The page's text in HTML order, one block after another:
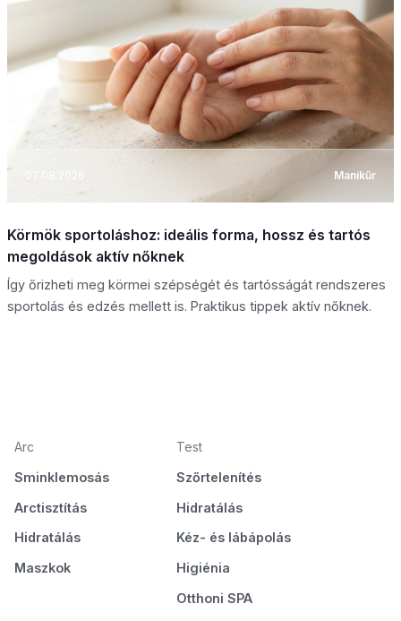
07.08.2026 Manikűr
Körmök sportoláshoz: ideális forma, hossz és tartós
megoldások aktív nőknek
Így őrizheti meg körmei szépségét és tartósságát rendszeres
sportolás és edzés mellett is. Praktikus tippek aktív nőknek.
Arc
Sminklemosás
Arctisztítás
Hidratálás
Maszkok
Test
Szőrtelenítés
Hidratálás
Kéz- és lábápolás
Higiénia
Otthoni SPA